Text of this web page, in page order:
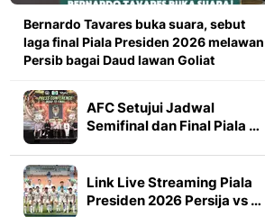
Bernardo Tavares buka suara, sebut
laga final Piala Presiden 2026 melawan
Persib bagai Daud lawan Goliat
AFC Setujui Jadwal
Semifinal dan Final Piala …
Link Live Streaming Piala
Presiden 2026 Persija vs …